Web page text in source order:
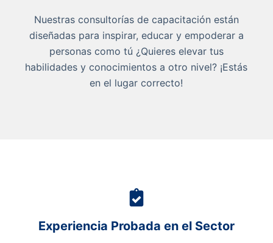
Nuestras consultorías de capacitación están
diseñadas para inspirar, educar y empoderar a
personas como tú ¿Quieres elevar tus
habilidades y conocimientos a otro nivel? ¡Estás
en el lugar correcto!
Experiencia Probada en el Sector